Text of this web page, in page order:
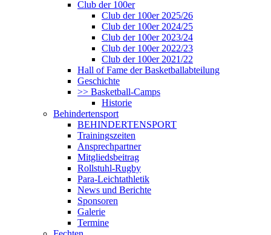
Club der 100er
Club der 100er 2025/26
Club der 100er 2024/25
Club der 100er 2023/24
Club der 100er 2022/23
Club der 100er 2021/22
Hall of Fame der Basketballabteilung
Geschichte
>> Basketball-Camps
Historie
Behindertensport
BEHINDERTENSPORT
Trainingszeiten
Ansprechpartner
Mitgliedsbeitrag
Rollstuhl-Rugby
Para-Leichtathletik
News und Berichte
Sponsoren
Galerie
Termine